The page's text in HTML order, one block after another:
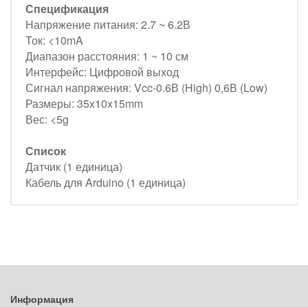
Спецификация
Напряжение питания: 2.7 ~ 6.2В
Ток: <10mA
Диапазон расстояния: 1 ~ 10 см
Интерфейс: Цифровой выход
Сигнал напряжения: Vcc-0.6В (High) 0,6В (Low)
Размеры: 35x10x15mm
Вес: <5g
Список
Датчик (1 единица)
Кабель для Arduino (1 единица)
Информация